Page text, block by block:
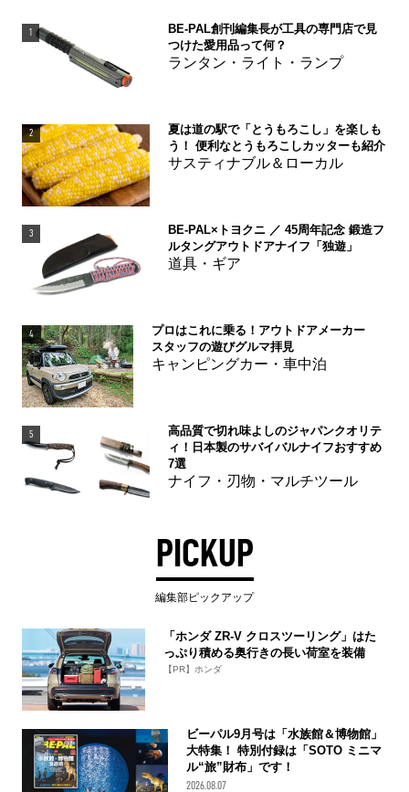
1
BE-PAL創刊編集長が工具の専門店で見
つけた愛用品って何？
ランタン・ライト・ランプ
2
夏は道の駅で「とうもろこし」を楽しも
う！ 便利なとうもろこしカッターも紹介
サスティナブル＆ローカル
3
BE-PAL×トヨクニ ／ 45周年記念 鍛造フ
ルタングアウトドアナイフ「独遊」
道具・ギア
4
プロはこれに乗る！アウトドアメーカー
スタッフの遊びグルマ拝見
キャンピングカー・車中泊
5
高品質で切れ味よしのジャパンクオリテ
ィ！日本製のサバイバルナイフおすすめ
7選
ナイフ・刃物・マルチツール
PICKUP
編集部ピックアップ
「ホンダ ZR-V クロスツーリング」はた
っぷり積める奥行きの長い荷室を装備
【PR】ホンダ
ビーパル9月号は「水族館＆博物館」
大特集！ 特別付録は「SOTO ミニマ
ル“旅”財布」です！
2026.08.07